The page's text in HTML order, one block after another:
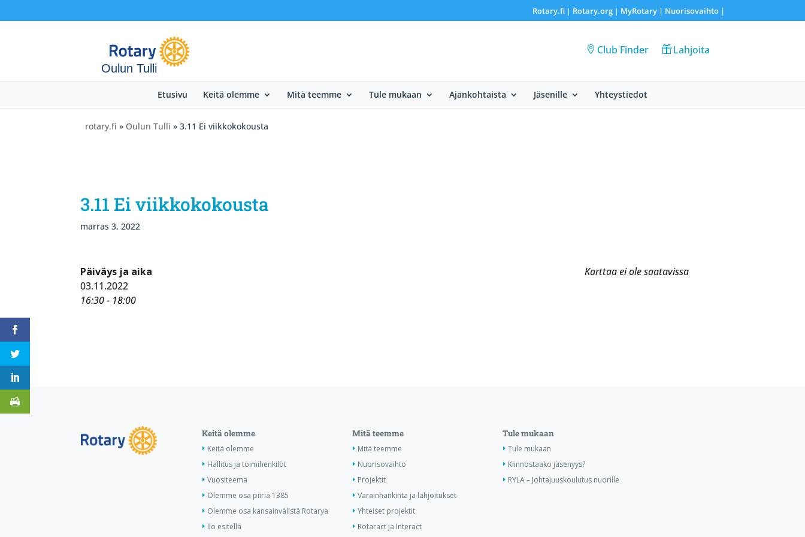
Rotary.fi| Rotary.org| MyRotary | Nuorisovaihto|
Oulun Tulli
Club Finder Lahjoita
Etusivu Keitä olemme Mitä teemme Tule mukaan Ajankohtaista Jäsenille Yhteystiedot
rotary.fi » Oulun Tulli » 3.11 Ei viikkokokousta
3.11 Ei viikkokokousta
marras 3, 2022
Karttaa ei ole saatavissa
Päiväys ja aika
03.11.2022
16:30 - 18:00
Keitä olemme
Keitä olemme
Hallitus ja toimihenkilöt
Vuositeema
Olemme osa piiriä 1385
Olemme osa kansainvälistä Rotarya
Ilo esitellä
Mitä teemme
Mitä teemme
Nuorisovaihto
Projektit
Varainhankinta ja lahjoitukset
Yhteiset projektit
Rotaract ja Interact
Tule mukaan
Tule mukaan
Kiinnostaako jäsenyys?
RYLA – Johtajuuskoulutus nuorille